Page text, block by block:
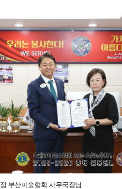
부산미술협회 사무국장님